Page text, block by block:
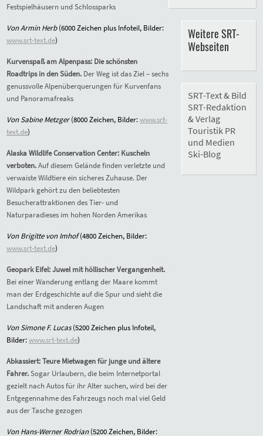
Festspielhäusern und Schlossparks
Von Armin Herb(6000 Zeichen plus Infoteil, Bilder:
www.srt-text.de)
Kurvenspaß am Alpenpass: Die schönsten
Roadtrips in den Süden. Der Weg ist das Ziel – sechs
genussvolle Alpenüberquerungen für Kurvenfans
und Panoramafreaks
Von Sabine Metzger(8000 Zeichen, Bilder:www.srt-
text.de)
Alaska Wildlife Conservation Center: Kuscheln
verboten.Auf diesem Gelände finden verletzte und
verwaiste Wildtiere ein sicheres Zuhause. Der
Wildpark gehört zu den beliebtesten
Besucherattraktionen des Tier- und
Naturparadieses im hohen Norden Amerikas
Von Brigitte von Imhof(4800 Zeichen, Bilder:
www.srt-text.de)
Geopark Eifel: Juwel mit höllischer Vergangenheit.
Bei einer Wanderung entlang der Maare kommt
man der Erdgeschichte auf die Spur und sieht die
Landschaft mit anderen Augen
Von Simone F. Lucas(5200 Zeichen plus Infoteil,
Bilder:www.srt-text.de)
Abkassiert: Teure Mietwagen für junge und ältere
Fahrer.Sogar Urlaubern, die beim Internetportal
gezielt nach Autos für ihr Alter suchen, wird bei der
Entgegennahme des Fahrzeugs noch mal viel Geld
aus der Tasche gezogen
Von Hans-Werner Rodrian(5200 Zeichen, Bilder:
Weitere SRT-
Webseiten
SRT-Text & Bild
SRT-Redaktion
& Verlag
Touristik PR
und Medien
Ski-Blog